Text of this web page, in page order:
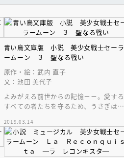
青い鳥文庫版 小説 美少女戦士セーラ
ームーン ３ 聖なる戦い
原作・絵：武内 直子
文：池田 美代子
よみがえる前世からの記憶－－。愛する
すべての者たちを守るため、うさぎはセ
む！
2019.03.14